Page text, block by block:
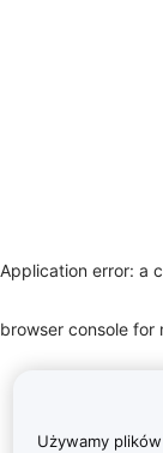
Application error: a
browser console for
Używamy